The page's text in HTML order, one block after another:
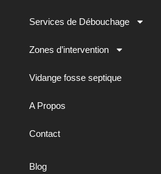
Services de Débouchage
Zones d’intervention
Vidange fosse septique
A Propos
Contact
Blog